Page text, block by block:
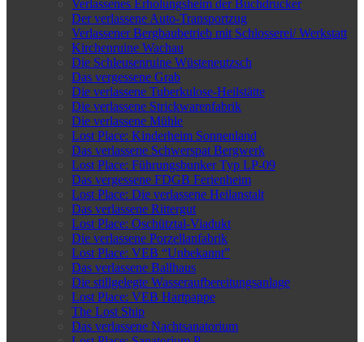
Verlassenes Erholungsheim der Buchdrucker
Der verlassene Auto-Transportzug
Verlassener Bergbaubetrieb mit Schlosserei/ Werkstatt
Kirchenruine Wachau
Die Schleusenruine Wüsteneutzsch
Das vergessene Grab
Die verlassene Tuberkulose-Heilstätte
Die verlassene Strickwarenfabrik
Die verlassene Mühle
Lost Place: Kinderheim Sonnenland
Das verlassene Schwerspat Bergwerk
Lost Place: Führungsbunker Typ LP-09
Das vergessene FDGB Ferienheim
Lost Place: Die verlassene Heilanstalt
Das verlassene Rittergut
Lost Place: Oschütztal-Viadukt
Die verlassene Porzellanfabrik
Lost Place: VEB “Unbekannt”
Das verlassene Ballhaus
Die stillgelegte Wasseraufbereitungsanlage
Lost Place: VEB Hartpappe
The Lost Ship
Das verlassene Nachtsanatorium